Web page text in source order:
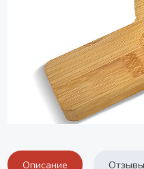
Описание Отзывы